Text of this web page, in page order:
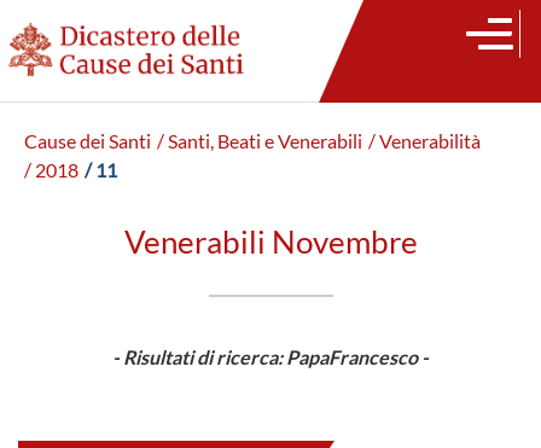
Cause dei Santi / Santi, Beati e Venerabili / Venerabilità
/ 2018 / 11
Venerabili Novembre
- Risultati di ricerca: PapaFrancesco -